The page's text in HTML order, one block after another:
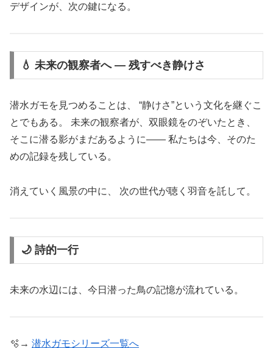
デザインが、次の鍵になる。
💧 未来の観察者へ ― 残すべき静けさ
潜水ガモを見つめることは、 “静けさ”という文化を継ぐこ
とでもある。 未来の観察者が、双眼鏡をのぞいたとき、
そこに潜る影がまだあるように―― 私たちは今、そのた
めの記録を残している。
消えていく風景の中に、 次の世代が聴く羽音を託して。
🌙 詩的一行
未来の水辺には、今日潜った鳥の記憶が流れている。
🫧→ 潜水ガモシリーズ一覧へ